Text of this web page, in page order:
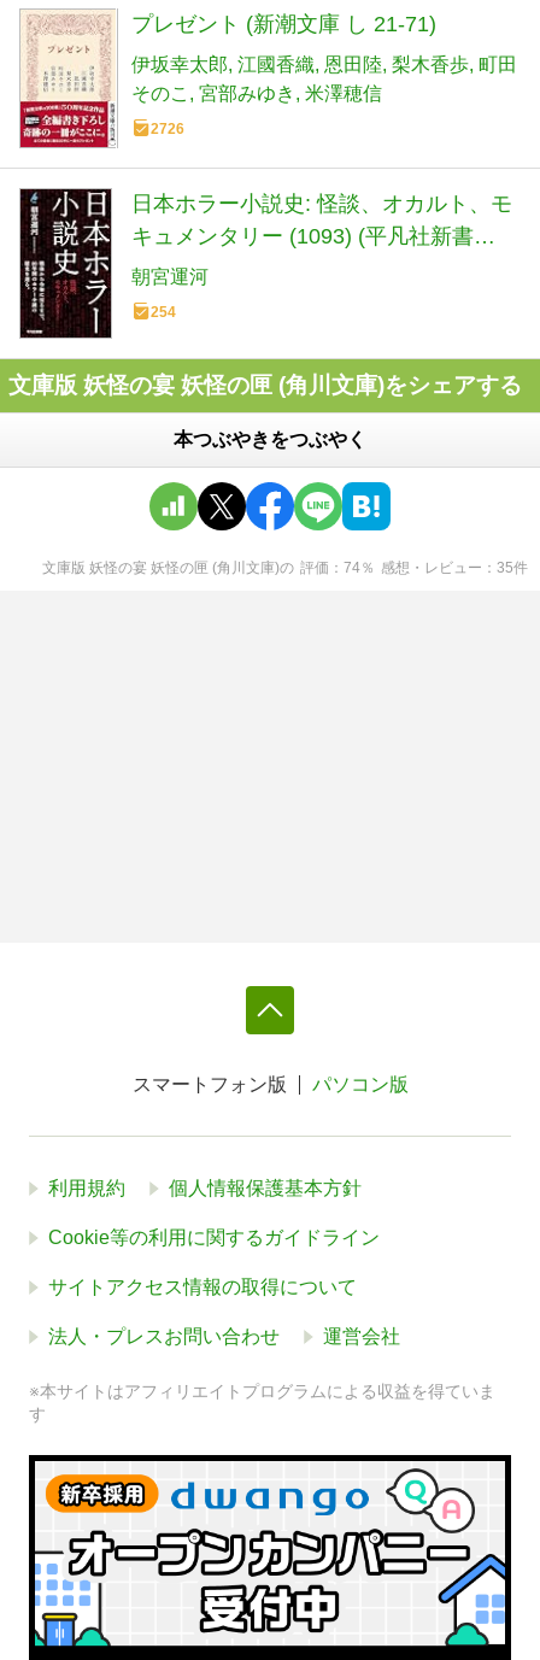
プレゼント (新潮文庫 し 21-71)
伊坂幸太郎 江國香織 恩田陸 梨木香歩 町田
そのこ
宮部みゆき 米澤穂信
2726
日本ホラー小説史: 怪談、オカルト、モ
キュメンタリー (1093) (平凡社新書
1093)
朝宮運河
254
文庫版 妖怪の宴 妖怪の匣 (角川文庫)をシェアする
本つぶやきをつぶやく
文庫版 妖怪の宴 妖怪の匣 (角川文庫)の 評価 74％ 感想・レビュー 35件
スマートフォン版 パソコン版
利用規約 個人情報保護基本方針
Cookie等の利用に関するガイドライン
サイトアクセス情報の取得について
法人・プレスお問い合わせ 運営会社
※本サイトはアフィリエイトプログラムによる収益を得ていま
す